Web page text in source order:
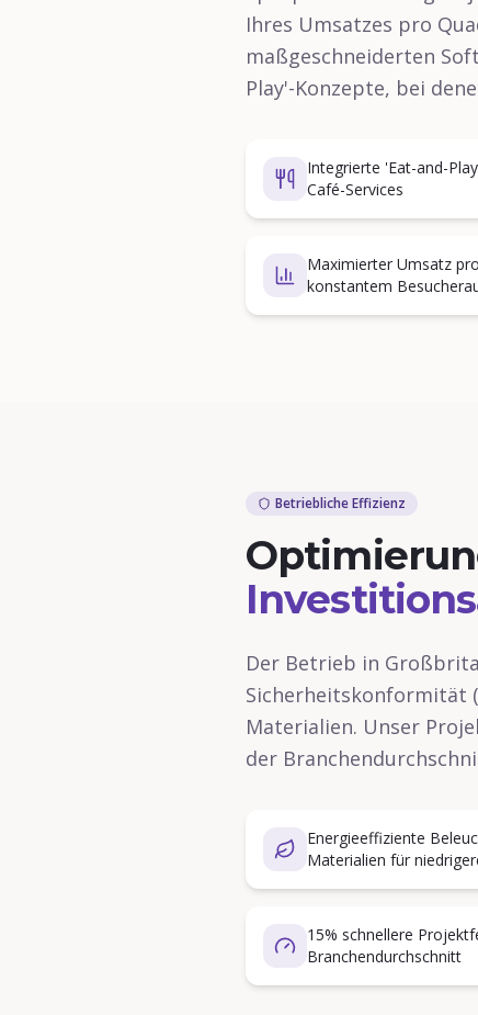
Ihres Umsatzes pro
maßgeschneiderten
Play'-Konzepte, bei
Integrierte 'Eat-and-
Café-Services
Maximierter Umsatz
konstantem
Betriebliche Effizienz
Der Betrieb in
Sicherheitskonformität
Materialien. Unser
der
Energieeffiziente
Materialien für
15% schnellere
Branchendurchschnitt